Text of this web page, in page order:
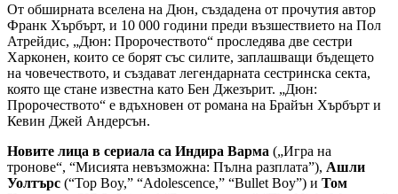
От обширната вселена на Дюн, създадена от прочутия автор
Франк Хърбърт, и 10 000 години преди възшествието на Пол
Атрейдис, „Дюн: Пророчеството“ проследява две сестри
Харконен, които се борят със силите, заплашващи бъдещето
на човечеството, и създават легендарната сестринска секта,
която ще стане известна като Бен Джезърит. „Дюн:
Пророчеството“ е вдъхновен от романа на Брайън Хърбърт и
Кевин Джей Андерсън.
Новите лица в сериала са Индира Варма („Игра на
тронове“, “Мисията невъзможна: Пълна разплата”), Ашли
Уолтърс (“Top Boy,” “Adolescence,” “Bullet Boy”) и Том